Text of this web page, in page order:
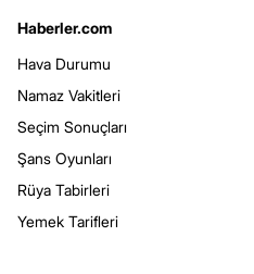
Haberler.com
Hava Durumu
Namaz Vakitleri
Seçim Sonuçları
Şans Oyunları
Rüya Tabirleri
Yemek Tarifleri